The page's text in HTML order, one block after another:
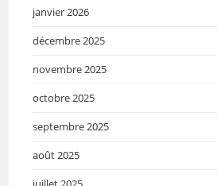
janvier 2026
décembre 2025
novembre 2025
octobre 2025
septembre 2025
août 2025